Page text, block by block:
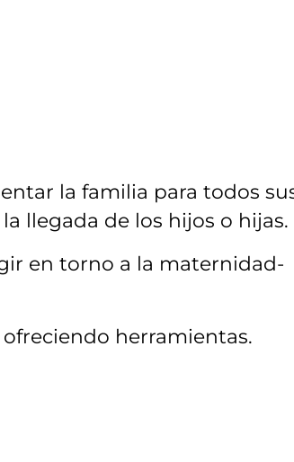
la familia para todos
llegada de los hijos o hijas.
en torno a la maternidad-
herramientas.